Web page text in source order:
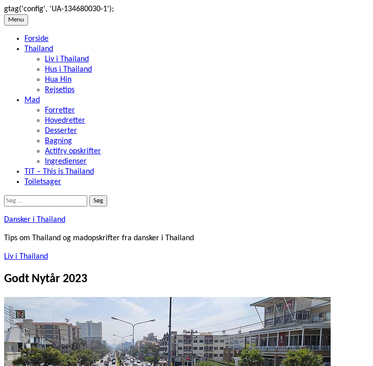
gtag('config', 'UA-134680030-1');
Skip
content
Menu
Forside
Thailand
Liv i Thailand
Hus i Thailand
Hua Hin
Rejsetips
Mad
Forretter
Hovedretter
Desserter
Bagning
Actifry opskrifter
Ingredienser
TIT – This is Thailand
Toiletsager
Søg
Dansker i Thailand
Tips om Thailand og madopskrifter fra dansker i Thailand
Liv i Thailand
Godt Nytår 2023